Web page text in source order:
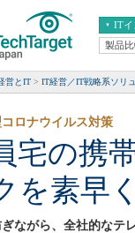
ITイ
エンタープ
ERP
CX
情報系シス
製品比
営とIT IT経営／IT戦略系ソリ
宅の
を素早
ロナウイルス対策
ぎながら、全社的な